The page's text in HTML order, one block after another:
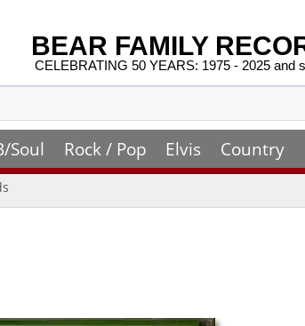
BEAR FAMILY
CELEBRATING 50 YEARS: 1975 - 2025 and
Soul Rock / Pop Elvis Country